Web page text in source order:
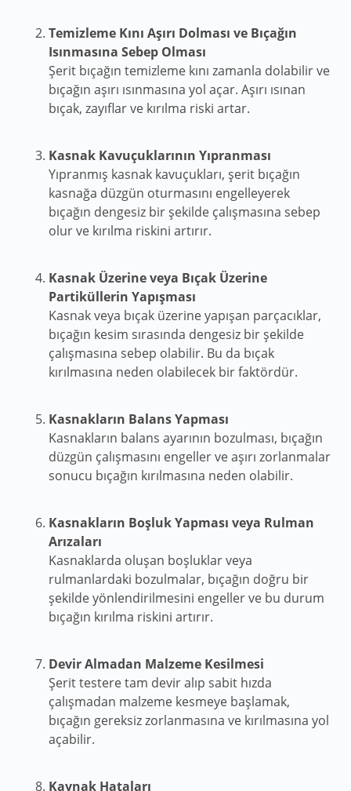
Temizleme Kını Aşırı Dolması ve Bıçağın
Isınmasına Sebep Olması
Şerit bıçağın temizleme kını zamanla dolabilir ve
bıçağın aşırı ısınmasına yol açar. Aşırı ısınan
bıçak, zayıflar ve kırılma riski artar.
Kasnak Kavuçuklarının Yıpranması
Yıpranmış kasnak kavuçukları, şerit bıçağın
kasnağa düzgün oturmasını engelleyerek
bıçağın dengesiz bir şekilde çalışmasına sebep
olur ve kırılma riskini artırır.
Kasnak Üzerine veya Bıçak Üzerine
Partiküllerin Yapışması
Kasnak veya bıçak üzerine yapışan parçacıklar,
bıçağın kesim sırasında dengesiz bir şekilde
çalışmasına sebep olabilir. Bu da bıçak
kırılmasına neden olabilecek bir faktördür.
Kasnakların Balans Yapması
Kasnakların balans ayarının bozulması, bıçağın
düzgün çalışmasını engeller ve aşırı zorlanmalar
sonucu bıçağın kırılmasına neden olabilir.
Kasnakların Boşluk Yapması veya Rulman
Arızaları
Kasnaklarda oluşan boşluklar veya
rulmanlardaki bozulmalar, bıçağın doğru bir
şekilde yönlendirilmesini engeller ve bu durum
bıçağın kırılma riskini artırır.
Devir Almadan Malzeme Kesilmesi
Şerit testere tam devir alıp sabit hızda
çalışmadan malzeme kesmeye başlamak,
bıçağın gereksiz zorlanmasına ve kırılmasına yol
açabilir.
Kaynak Hataları